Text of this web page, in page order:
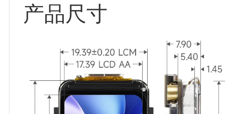
产品尺寸